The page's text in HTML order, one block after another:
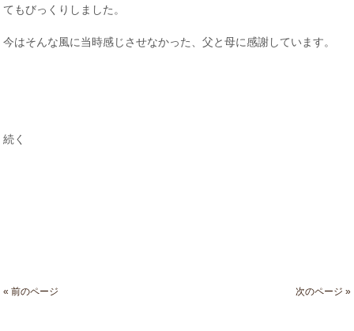
てもびっくりしました。
今はそんな風に当時感じさせなかった、父と母に感謝しています。
続く
« 前のページ 次のページ »